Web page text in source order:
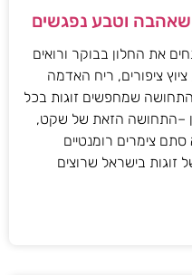
וטבע נפגשים
את החלון בבוקר ורואים
ציפורים, ריח האדמה
שמחפשים זוגות בכל
–התחושה הזאת של שקט,
צימרים רומנטיים
זוגות בישראל שרוצים